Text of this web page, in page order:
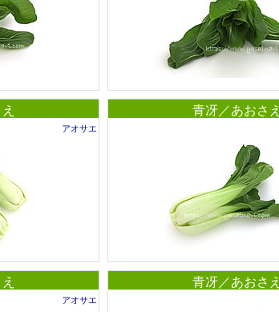
アオサエ
青冴／あおさえ
アオサエ
青冴／あおさえ